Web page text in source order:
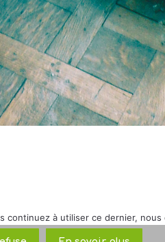
à utiliser ce dernier,